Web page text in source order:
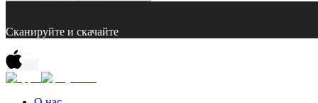
Сканируйте и скачайте